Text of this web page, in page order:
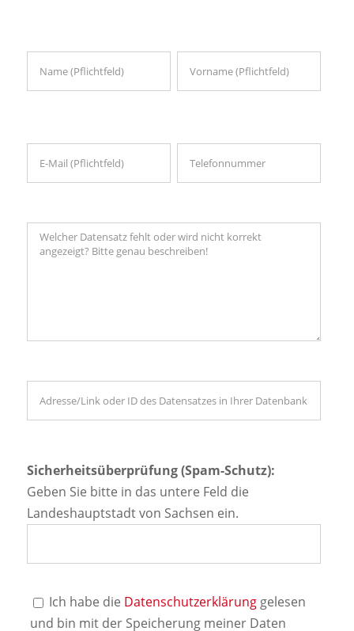
Sicherheitsüberprüfung (Spam-Schutz):
Geben Sie bitte in das untere Feld die
Landeshauptstadt von Sachsen ein.
Ich habe die Datenschutzerklärung gelesen
und bin mit der Speicherung meiner Daten